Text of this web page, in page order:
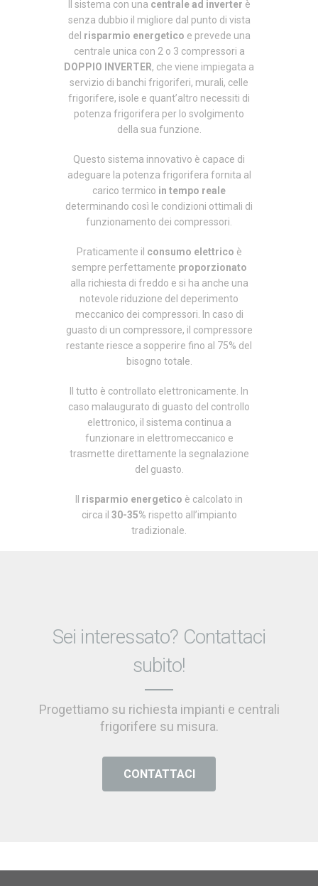
Il sistema con una centrale ad inverter è
senza dubbio il migliore dal punto di vista
del risparmio energetico e prevede una
centrale unica con 2 o 3 compressori a
DOPPIO INVERTER, che viene impiegata a
servizio di banchi frigoriferi, murali, celle
frigorifere, isole e quant’altro necessiti di
potenza frigorifera per lo svolgimento
della sua funzione.
Questo sistema innovativo è capace di
adeguare la potenza frigorifera fornita al
carico termico in tempo reale
determinando così le condizioni ottimali di
funzionamento dei compressori.
Praticamente il consumo elettrico è
sempre perfettamente proporzionato
alla richiesta di freddo e si ha anche una
notevole riduzione del deperimento
meccanico dei compressori. In caso di
guasto di un compressore, il compressore
restante riesce a sopperire fino al 75% del
bisogno totale.
Il tutto è controllato elettronicamente. In
caso malaugurato di guasto del controllo
elettronico, il sistema continua a
funzionare in elettromeccanico e
trasmette direttamente la segnalazione
del guasto.
risparmio energetico è calcolato in
circa il 30-35% rispetto all’impianto
tradizionale.
Sei interessato? Contattaci
subito!
Progettiamo su richiesta impianti e centrali
frigorifere su misura.
CONTATTACI